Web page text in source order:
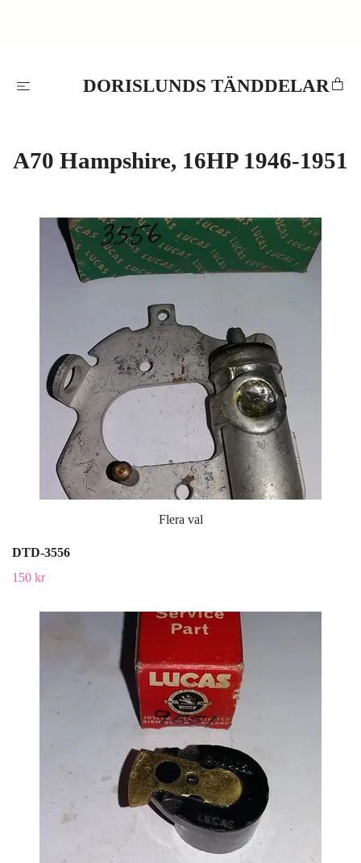
DORISLUNDS TÄNDDELAR
A70 Hampshire, 16HP 1946-1951
Flera val
DTD-3556
150 kr